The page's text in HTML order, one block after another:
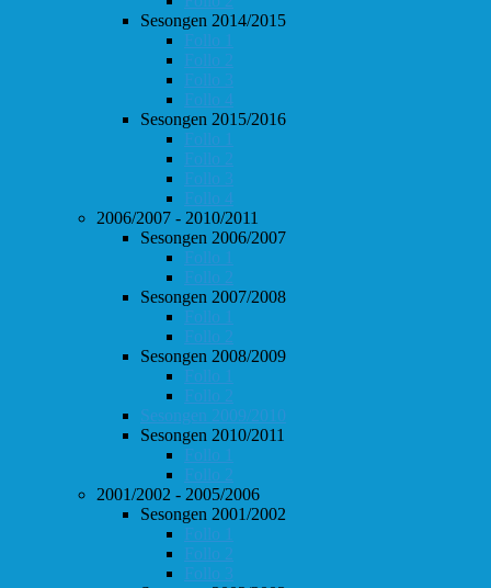
Sesongen 2014/2015
Follo 1
Follo 2
Follo 3
Follo 4
Sesongen 2015/2016
Follo 1
Follo 2
Follo 3
Follo 4
2006/2007 - 2010/2011
Sesongen 2006/2007
Follo 1
Follo 2
Sesongen 2007/2008
Follo 1
Follo 2
Sesongen 2008/2009
Follo 1
Follo 2
Sesongen 2009/2010
Sesongen 2010/2011
Follo 1
Follo 2
2001/2002 - 2005/2006
Sesongen 2001/2002
Follo 1
Follo 2
Follo 3